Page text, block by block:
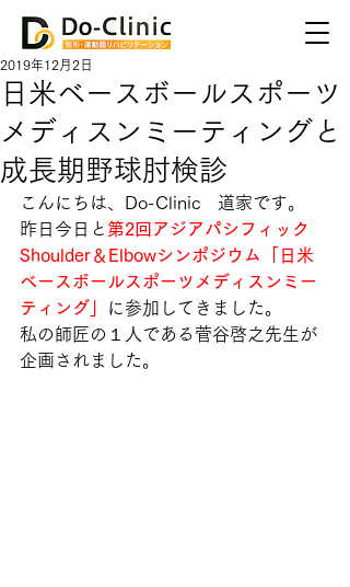
日米ベースボールスポーツ
メディスンミーティングと
成長期野球肘検診
2019年12月2日
こんにちは、Do-Clinic　道家です。
昨日今日と 第2回アジアパシフィック
Shoulder＆Elbowシンポジウム「日米
ベースボールスポーツメディスンミー
ティング」
に参加してきました。
私の師匠の１人である菅谷啓之先生が
企画されました。